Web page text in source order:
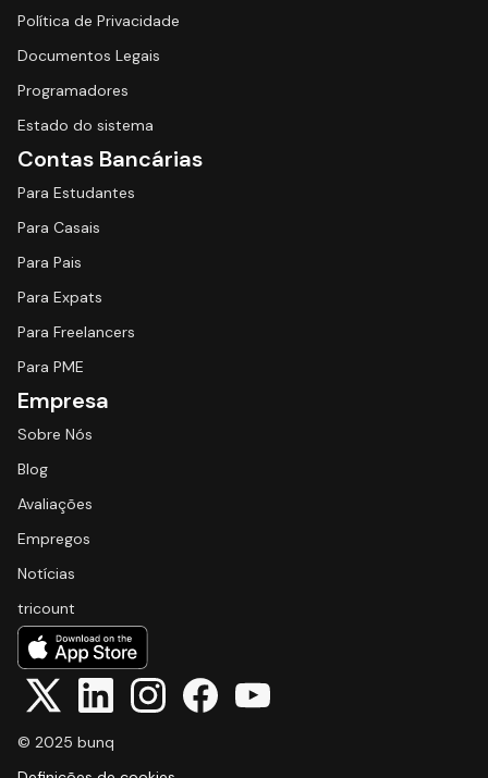
Política de Privacidade
Documentos Legais
Programadores
Estado do sistema
Contas Bancárias
Para Estudantes
Para Casais
Para Pais
Para Expats
Para Freelancers
Para PME
Empresa
Sobre Nós
Blog
Avaliações
Empregos
Notícias
tricount
© 2025 bunq